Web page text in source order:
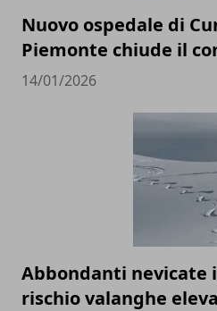
Nuovo ospedale di
Piemonte chiude il
14/01/2026
Abbondanti nevicate
rischio valanghe